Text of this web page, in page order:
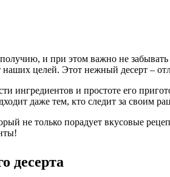
и при этом важно не
целей. Этот нежный десерт –
ингредиентов и простоте его
даже тем, кто следит за своим
не только порадует вкусовые
десерта